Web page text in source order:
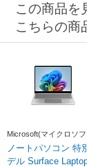
この商品を
こちらの商
Microsoft(マイクロソ
ノートパソコン 特
デル Surface